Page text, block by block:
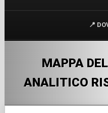
📍
MAPPA
ANALITICO